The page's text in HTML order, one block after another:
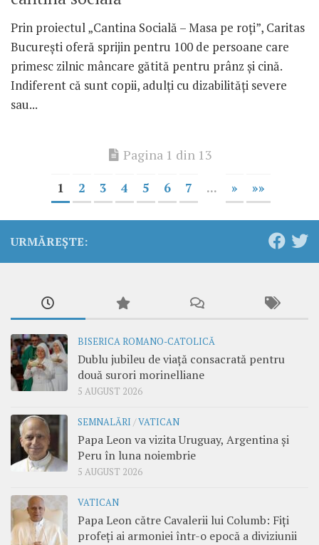
Prin proiectul „Cantina Socială – Masa pe roți”, Caritas
București oferă sprijin pentru 100 de persoane care
primesc zilnic mâncare gătită pentru prânz și cină.
Indiferent că sunt copii, adulți cu dizabilități severe
sau...
Pagina 1 din 13
1 2 3 4 5 6 7 ... » »»
URMĂREȘTE:
BISERICA ROMANO-CATOLICĂ
Dublu jubileu de viață consacrată pentru
două surori morinelliane
5 AUGUST 2026
SEMNALĂRI /VATICAN
Papa Leon va vizita Uruguay, Argentina și
Peru în luna noiembrie
5 AUGUST 2026
VATICAN
Papa Leon către Cavalerii lui Columb: Fiți
profeți ai armoniei într-o epocă a diviziunii